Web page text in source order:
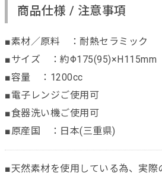
商品仕様 / 注意事項
■素材／原料 ：耐熱セラミック
■サイズ ：約Φ175(95)×H115mm
■容量 ：1200cc
■電子レンジご使用可
■食器洗い機ご使用可
■原産国 ：日本(三重県)
■天然素材を使用している為、実際